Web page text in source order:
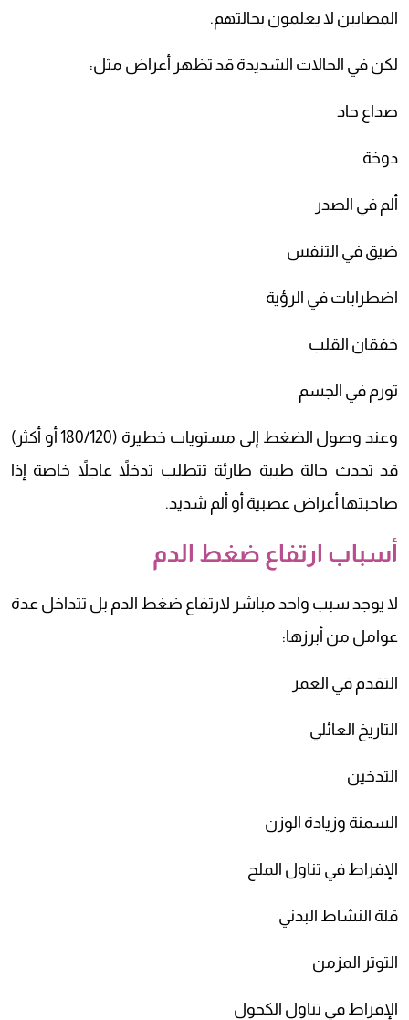
المصابين لا يعلمون بحالتهم.
لكن في الحالات الشديدة قد تظهر أعراض مثل:
صداع حاد
دوخة
ألم في الصدر
ضيق في التنفس
اضطرابات في الرؤية
خفقان القلب
تورم في الجسم
وعند وصول الضغط إلى مستويات خطيرة (180/120 أو أكثر)
قد تحدث حالة طبية طارئة تتطلب تدخلاً عاجلاً خاصة إذا
صاحبتها أعراض عصبية أو ألم شديد.
أسباب ارتفاع ضغط الدم
لا يوجد سبب واحد مباشر لارتفاع ضغط الدم بل تتداخل عدة
عوامل من أبرزها:
التقدم في العمر
التاريخ العائلي
التدخين
السمنة وزيادة الوزن
الإفراط في تناول الملح
قلة النشاط البدني
التوتر المزمن
الإفراط في تناول الكحول